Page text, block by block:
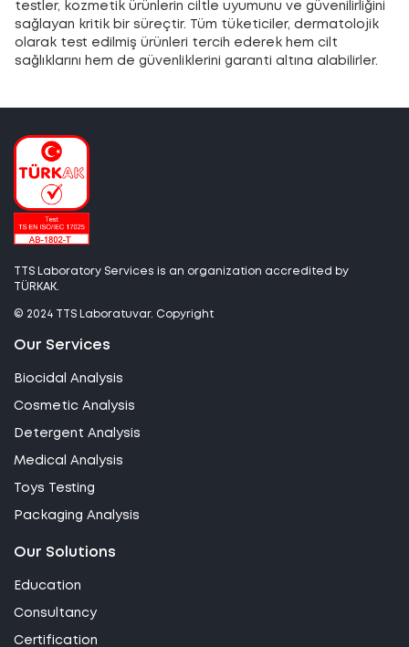
testler, kozmetik ürünlerin ciltle uyumunu ve güvenilirliğini
sağlayan kritik bir süreçtir. Tüm tüketiciler, dermatolojik
olarak test edilmiş ürünleri tercih ederek hem cilt
sağlıklarını hem de güvenliklerini garanti altına alabilirler.
TTS Laboratory Services is an organization accredited by
TÜRKAK.
© 2024 TTS Laboratuvar. Copyright
Our Services
Biocidal Analysis
Cosmetic Analysis
Detergent Analysis
Medical Analysis
Toys Testing
Packaging Analysis
Our Solutions
Education
Consultancy
Certification